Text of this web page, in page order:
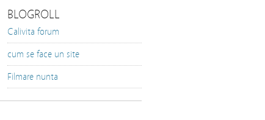
BLOGROLL
Calivita forum
cum se face un site
Filmare nunta